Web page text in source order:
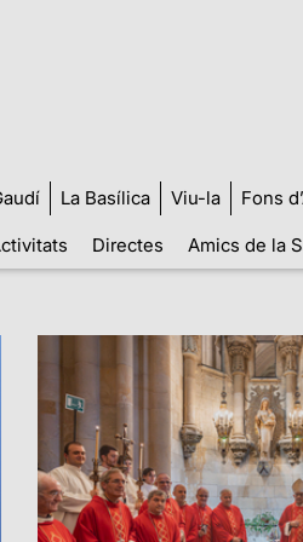
La Basílica Viu-la Fons
Directes Amics de la